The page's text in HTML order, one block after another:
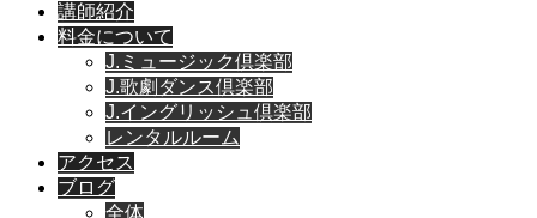
講師紹介
料金について
J.ミュージック倶楽部
J.歌劇ダンス倶楽部
J.イングリッシュ倶楽部
レンタルルーム
アクセス
ブログ
全体